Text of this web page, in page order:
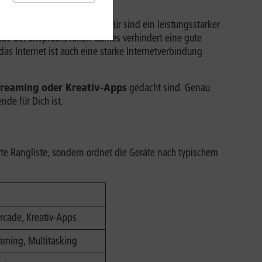
stabil bleiben
. Dafür sind ein leistungsstarker
bei anspruchsvollen Games verhindert eine gute
Internet ist auch eine starke Internetverbindung
oder Kreativ-Apps gedacht sind. Genau
für Dich ist.
Rangliste, sondern ordnet die Geräte nach typischem
Kreativ-Apps
Multitasking